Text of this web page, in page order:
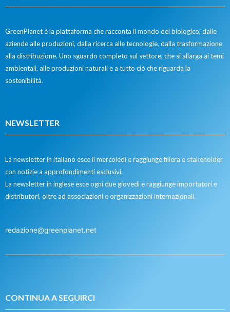
GreenPlanet è la piattaforma che racconta il mondo del biologico, dalle
aziende alle produzioni, dalla ricerca alle tecnologie, dalla trasformazione
alla distribuzione. Uno sguardo completo sul settore, che si allarga ai temi
ambientali, alle produzioni naturali e a tutto ciò che riguarda la
sostenibilità.
NEWSLETTER
La newsletter in italiano esce il mercoledì e raggiunge filiera e stakeholder
con notizie a approfondimenti esclusivi.
La newsletter in inglese esce ogni due giovedì e raggiunge importatori e
distributori, oltre ad associazioni e organizzazioni internazionali.
redazione@greenplanet.net
CONTINUA A SEGUIRCI